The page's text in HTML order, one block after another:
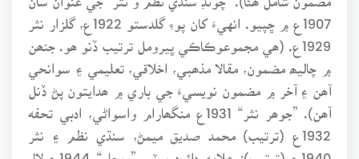
1907ع ۾ ڇپيو. انهيءَ کان پوءِ گلدستو 1922ع، گلزار نثر
1929ع. (ھي مجموعوڪاڪي ڀيرومل ترتيب ڏنو ھو. جنھن
۾ چاليھ مضمون، مقالا مذھبي، اخلاقي، تعليمي ۽ سوانحي
آھن ۽ آخر ۾ مضمون نويسيءَ جي باري ۾ ھدايتون پڻ ڏنل
آھن). ”جوھر نثر“ 1931ع منگھارام واسواڻي، ادبي تحفه
1932ع (ترتيب) محمد صديق ميمڻ، سنڌي نظم ۽ نثر
1940ع (ترتيب): علامه دائود پوٽو. ”ويچار“ 1944ع لال